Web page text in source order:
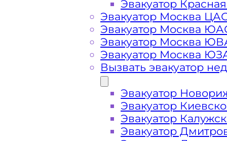
Стоимость
услуг
эвакуатора в
Санатории
Артёма
Эвакуатор
Эвакуатор Москва
Эвакуатор Москва
Эвакуатор Москва
Эвакуатор Москва
Вызвать эвакуатор
Эвакуатор
Эвакуатор
Эвакуатор
Эвакуатор